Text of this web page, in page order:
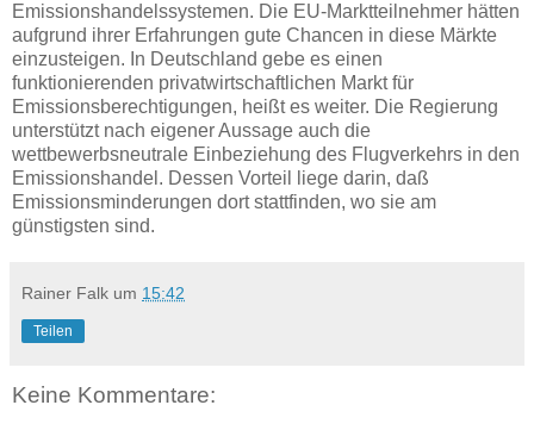
Emissionshandelssystemen. Die EU-Marktteilnehmer hätten
aufgrund ihrer Erfahrungen gute Chancen in diese Märkte
einzusteigen. In Deutschland gebe es einen
funktionierenden privatwirtschaftlichen Markt für
Emissionsberechtigungen, heißt es weiter. Die Regierung
unterstützt nach eigener Aussage auch die
wettbewerbsneutrale Einbeziehung des Flugverkehrs in den
Emissionshandel. Dessen Vorteil liege darin, daß
Emissionsminderungen dort stattfinden, wo sie am
günstigsten sind.
Rainer Falk um 15:42
Teilen
Keine Kommentare: